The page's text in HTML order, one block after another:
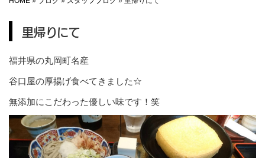
里帰りにて
福井県の丸岡町名産
谷口屋の厚揚げ食べてきました☆
無添加にこだわった優しい味です！笑